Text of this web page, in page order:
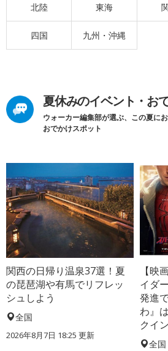
北陸 東海
四国 九州・沖縄
夏休みのイベント・お
ウォーカー編集部が選ぶ、この夏に
おでかけスポット
関西の日帰り温泉37選！夏
の琵琶湖や有馬でリフレッ
シュしよう
全国
2026年8月7日 18:25 更新
【映
イダ
発進
わ』
クイン
全国